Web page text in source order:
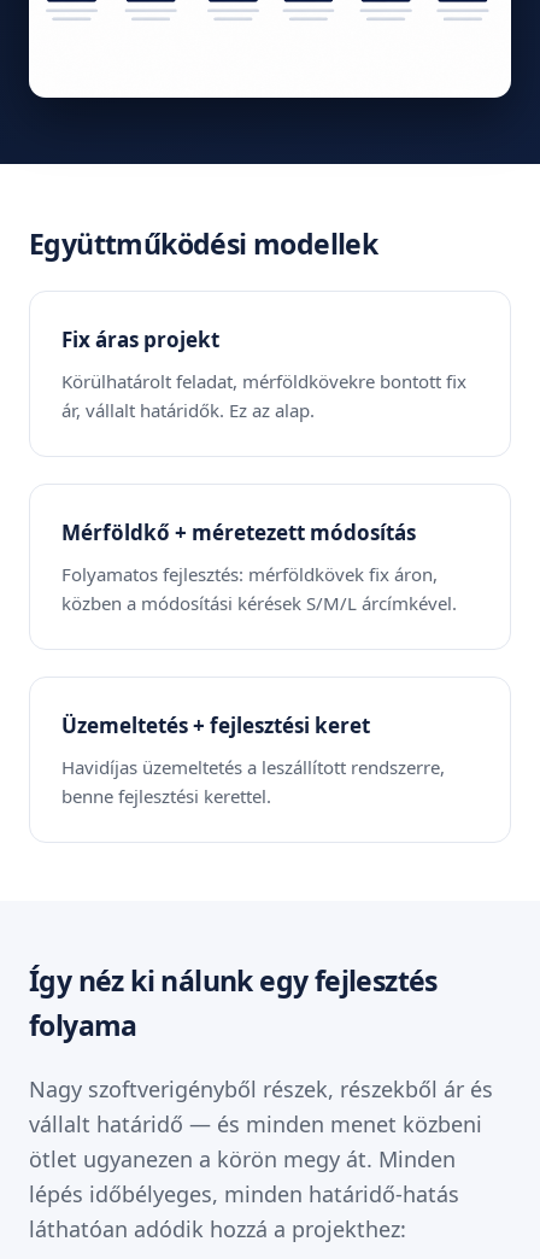
Együttműködési modellek
Fix áras projekt
Körülhatárolt feladat, mérföldkövekre bontott fix
ár, vállalt határidők. Ez az alap.
Mérföldkő + méretezett módosítás
Folyamatos fejlesztés: mérföldkövek fix áron,
közben a módosítási kérések S/M/L árcímkével.
Üzemeltetés + fejlesztési keret
Havidíjas üzemeltetés a leszállított rendszerre,
benne fejlesztési kerettel.
Így néz ki nálunk egy fejlesztés
folyama
Nagy szoftverigényből részek, részekből ár és
vállalt határidő — és minden menet közbeni
ötlet ugyanezen a körön megy át. Minden
lépés időbélyeges, minden határidő-hatás
láthatóan adódik hozzá a projekthez: